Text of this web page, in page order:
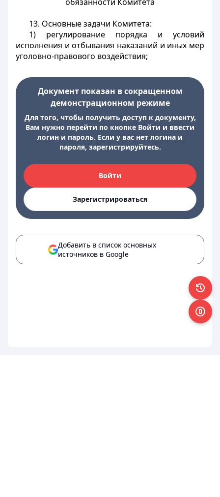
13. Основные задачи Комитета:
1) регулирование порядка и условий
исполнения и отбывания наказаний и иных мер
уголовно-правового воздействия;
Документ показан в сокращенном
демонстрационном режиме
Для того, чтобы получить доступ к документу,
Вам нужно перейти по кнопке Войти и ввести
логин и пароль. Если у вас нет логина и
пароля, зарегистрируйтесь.
Войти
Зарегистрироваться
Добавить в список основных
источников в Google